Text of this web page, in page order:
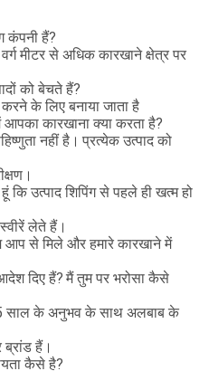
कंपनी हैं?
मीटर से अधिक कारखाने क्षेत्र पर
को बेचते हैं?
के लिए बनाया जाता है
आपका कारखाना क्या करता है?
नहीं है। प्रत्येक उत्पाद को
उत्पाद शिपिंग से पहले ही खत्म हो
लेते हैं।
से मिले और हमारे कारखाने में
दिए हैं? मैं तुम पर भरोसा कैसे
साल के अनुभव के साथ अलबाब के
ब्रांड हैं।
कैसे है?